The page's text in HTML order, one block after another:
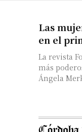
Las
en el
La revista
más
Ángela